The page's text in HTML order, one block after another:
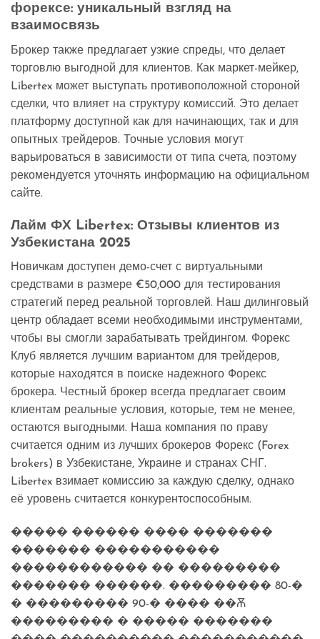
форексе: уникальный взгляд на
взаимосвязь
Брокер также предлагает узкие спреды, что делает
торговлю выгодной для клиентов. Как маркет-мейкер,
Libertex может выступать противоположной стороной
сделки, что влияет на структуру комиссий. Это делает
платформу доступной как для начинающих, так и для
опытных трейдеров. Точные условия могут
варьироваться в зависимости от типа счета, поэтому
рекомендуется уточнять информацию на официальном
сайте.
Лайм ФХ Libertex: Отзывы клиентов из
Узбекистана 2025
Новичкам доступен демо-счет с виртуальными
средствами в размере €50,000 для тестирования
стратегий перед реальной торговлей. Наш дилинговый
центр обладает всеми необходимыми инструментами,
чтобы вы смогли зарабатывать трейдингом. Форекс
Клуб является лучшим вариантом для трейдеров,
которые находятся в поиске надежного Форекс
брокера. Честный брокер всегда предлагает своим
клиентам реальные условия, которые, тем не менее,
остаются выгодными. Наша компания по праву
считается одним из лучших брокеров Форекс (Forex
brokers) в Узбекистане, Украине и странах СНГ.
Libertex взимает комиссию за каждую сделку, однако
её уровень считается конкурентоспособным.
����� ������ ���� �������
������� �����������
������������ �� ���������
������� ������. ��������� 80-�
� ��������� 90-� ���� ��Ѫ
��������� � ����� �������